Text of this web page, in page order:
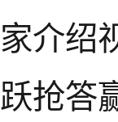
家介绍
跃抢答